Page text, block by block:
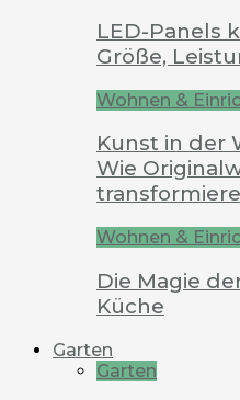
LED-Panels
Größe,
Wohnen &
Kunst in der
Wie
Wohnen &
Die Magie
Küche
Garten
Garten